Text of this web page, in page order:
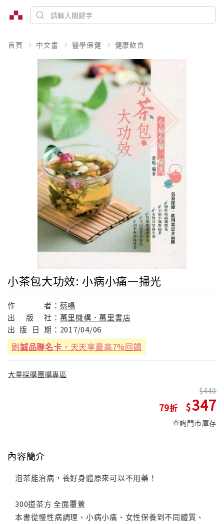
首頁 中文書 醫學保健 健康飲食
小茶包大功效: 小病小痛一掃光
作 者： 蔡鳴
出
版 社： 萬里機構．萬里書店
出 版 日 期： 2017/04/06
刷誠品聯名卡 ，天天享最高7%回饋
大量採購團購專區
79
440
347
查詢門市庫存
內容簡介
泡茶能治病，養好身體原來可以不用藥！
300道茶方 全面覆蓋
本書從慢性病調理、小病小痛、女性保養到不同體質、